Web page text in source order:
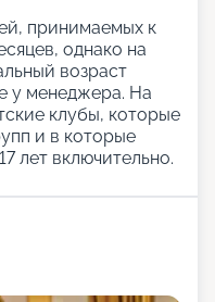
принимаемых к
однако на
возраст
у менеджера. На
клубы, которые
и в которые
лет включительно.